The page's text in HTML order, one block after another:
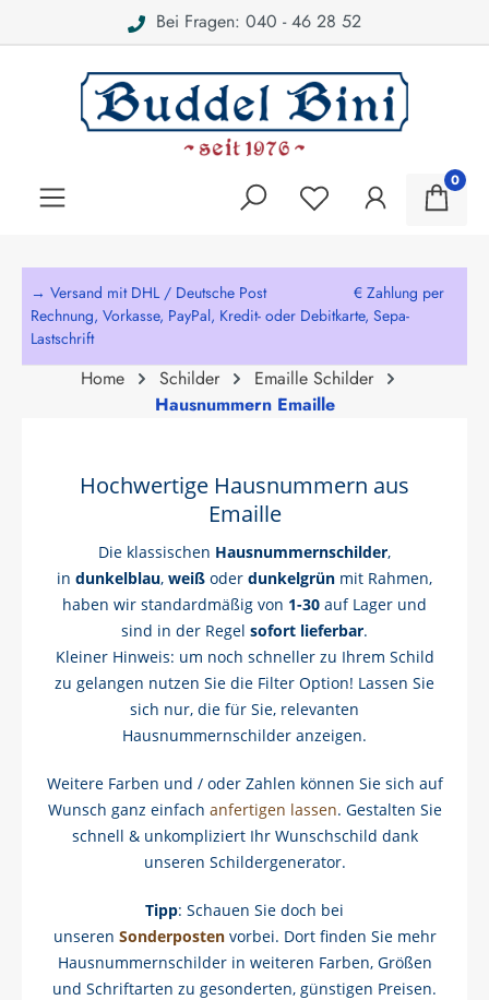
Bei Fragen: 040 - 46 28 52
0
→ Versand mit DHL / Deutsche Post € Zahlung per
Rechnung, Vorkasse, PayPal, Kredit- oder Debitkarte, Sepa-
Lastschrift
Home Schilder
Emaille Schilder
Hausnummern Emaille
Hochwertige Hausnummern aus
Emaille
Die klassischen Hausnummernschilder,
in dunkelblau, weiß oder dunkelgrün mit Rahmen,
haben wir standardmäßig von 1-30 auf Lager und
sind in der Regel sofort lieferbar.
Kleiner Hinweis: um noch schneller zu Ihrem Schild
zu gelangen nutzen Sie die Filter Option! Lassen Sie
sich nur, die für Sie, relevanten
Hausnummernschilder anzeigen.
Weitere Farben und / oder Zahlen können Sie sich auf
Wunsch ganz einfach anfertigen lassen. Gestalten Sie
schnell & unkompliziert Ihr Wunschschild dank
unseren Schildergenerator.
Tipp: Schauen Sie doch bei
unseren Sonderpostenvorbei. Dort finden Sie mehr
Hausnummernschilder in weiteren Farben, Größen
und Schriftarten zu gesonderten, günstigen Preisen.